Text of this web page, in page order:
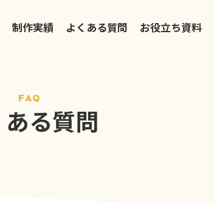
制作実績 よくある質問 お役立ち資料
FAQ
ある質問